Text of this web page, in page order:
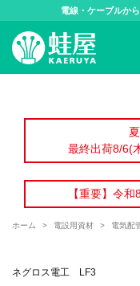
電線・ケーブルか
最終出荷8/6(
【重要】令
ホーム > 電設用資材 > 電気配
ネグロス電工 LF3